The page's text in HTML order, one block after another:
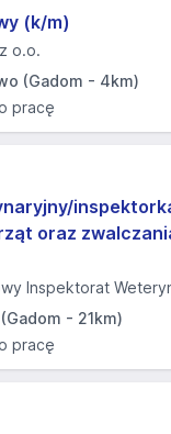
(k/m)
o.o.
(Gadom - 4km)
pracę
oraz
Inspektorat
- 21km)
pracę